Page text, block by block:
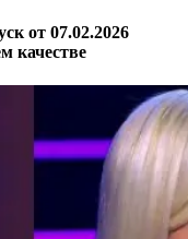
от 07.02.2026
качестве